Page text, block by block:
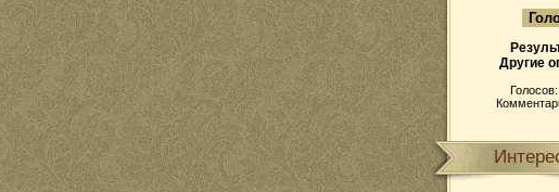
Другие